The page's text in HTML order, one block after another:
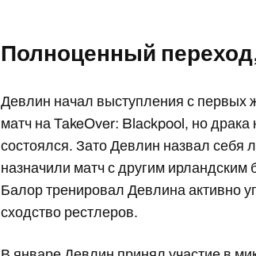
Полноценный
Девлин начал выступления с первых
матч на TakeOver: Blackpool, но драка
состоялся. Зато Девлин назвал себя
назначили матч с другим
Балор тренировал Девлина активно
сходство рестлеров.